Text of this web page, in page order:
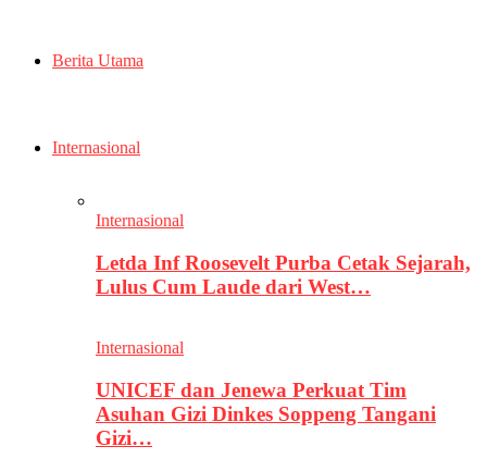
Berita Utama
Internasional
Internasional
Letda Inf Roosevelt Purba Cetak Sejarah,
Lulus Cum Laude dari West…
Internasional
UNICEF dan Jenewa Perkuat Tim
Asuhan Gizi Dinkes Soppeng Tangani
Gizi…